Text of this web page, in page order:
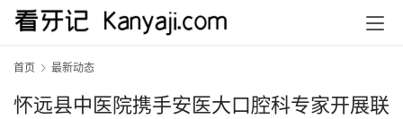
首页 最新动态
怀远县中医院携手安医大口腔科专家开展联